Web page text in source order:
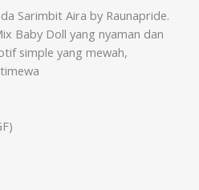
Sarimbit Aira by Raunapride.
Baby Doll yang nyaman dan
simple yang mewah,